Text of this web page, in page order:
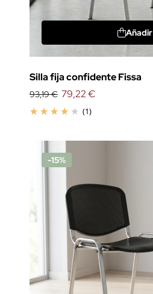
Añadir
Silla fija confidente Fissa
93,19 €
(1)
79,22 €
-15%